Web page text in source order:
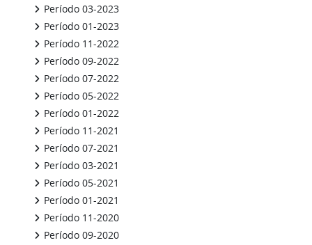
Período 03-2023
Período 01-2023
Período 11-2022
Período 09-2022
Período 07-2022
Período 05-2022
Período 01-2022
Período 11-2021
Período 07-2021
Período 03-2021
Período 05-2021
Período 01-2021
Período 11-2020
Período 09-2020